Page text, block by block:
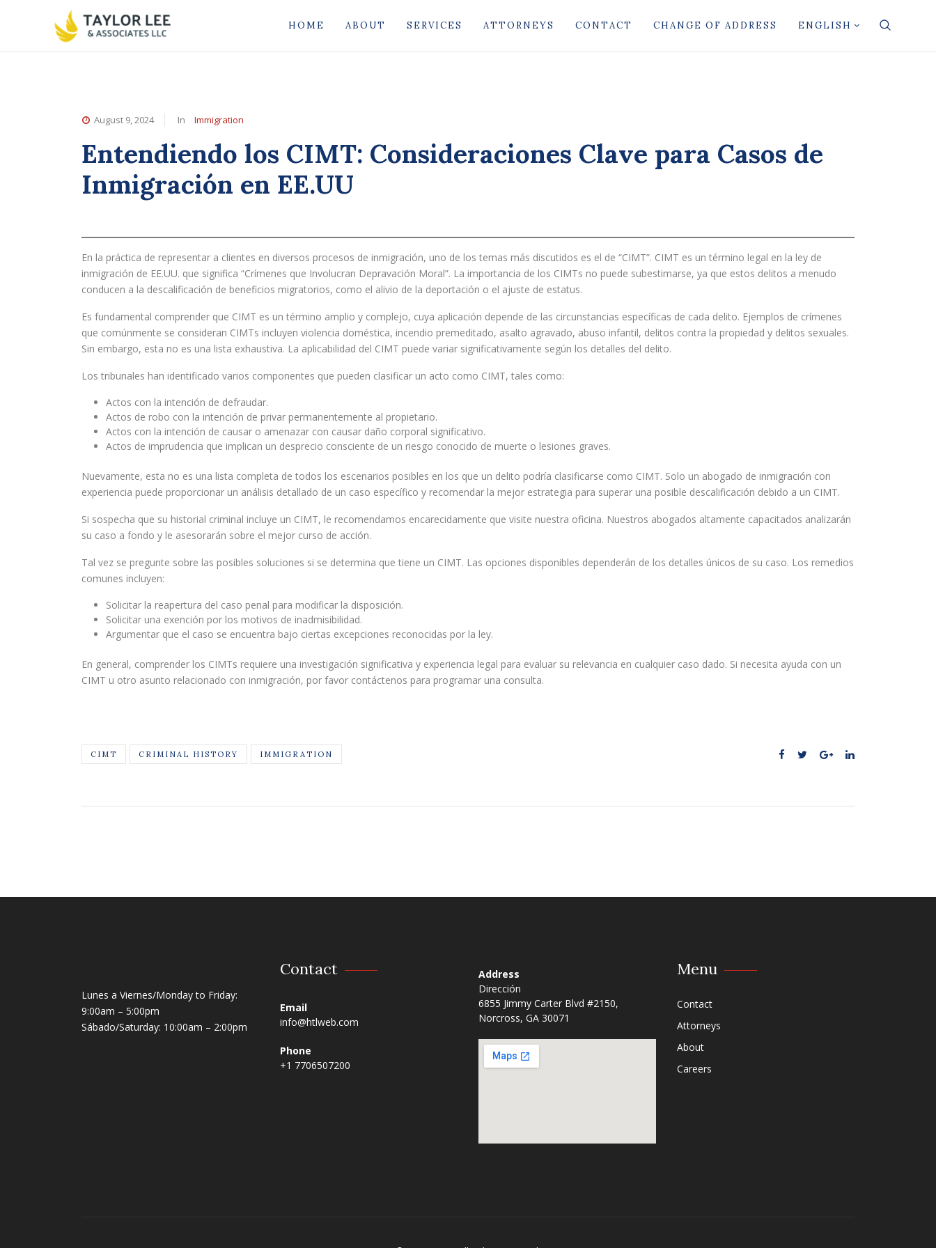
HOME ABOUT SERVICES ATTORNEYS CONTACT CHANGE OF ADDRESS ENGLISH
August 9, 2024 In Immigration
Entendiendo los CIMT: Consideraciones Clave para Casos de
Inmigración en EE.UU
En la práctica de representar a clientes en diversos procesos de inmigración, uno de los temas más discutidos es el de “CIMT”. CIMT es un término legal en la ley de
inmigración de EE.UU. que significa “Crímenes que Involucran Depravación Moral”. La importancia de los CIMTs no puede subestimarse, ya que estos delitos a menudo
conducen a la descalificación de beneficios migratorios, como el alivio de la deportación o el ajuste de estatus.
Es fundamental comprender que CIMT es un término amplio y complejo, cuya aplicación depende de las circunstancias específicas de cada delito. Ejemplos de crímenes
que comúnmente se consideran CIMTs incluyen violencia doméstica, incendio premeditado, asalto agravado, abuso infantil, delitos contra la propiedad y delitos sexuales.
Sin embargo, esta no es una lista exhaustiva. La aplicabilidad del CIMT puede variar significativamente según los detalles del delito.
Los tribunales han identificado varios componentes que pueden clasificar un acto como CIMT, tales como:
Actos con la intención de defraudar.
Actos de robo con la intención de privar permanentemente al propietario.
Actos con la intención de causar o amenazar con causar daño corporal significativo.
Actos de imprudencia que implican un desprecio consciente de un riesgo conocido de muerte o lesiones graves.
Nuevamente, esta no es una lista completa de todos los escenarios posibles en los que un delito podría clasificarse como CIMT. Solo un abogado de inmigración con
experiencia puede proporcionar un análisis detallado de un caso específico y recomendar la mejor estrategia para superar una posible descalificación debido a un CIMT.
Si sospecha que su historial criminal incluye un CIMT, le recomendamos encarecidamente que visite nuestra oficina. Nuestros abogados altamente capacitados analizarán
su caso a fondo y le asesorarán sobre el mejor curso de acción.
Tal vez se pregunte sobre las posibles soluciones si se determina que tiene un CIMT. Las opciones disponibles dependerán de los detalles únicos de su caso. Los remedios
comunes incluyen:
Solicitar la reapertura del caso penal para modificar la disposición.
Solicitar una exención por los motivos de inadmisibilidad.
Argumentar que el caso se encuentra bajo ciertas excepciones reconocidas por la ley.
En general, comprender los CIMTs requiere una investigación significativa y experiencia legal para evaluar su relevancia en cualquier caso dado. Si necesita ayuda con un
CIMT u otro asunto relacionado con inmigración, por favor contáctenos para programar una consulta.
CIMT CRIMINAL HISTORY IMMIGRATION
Lunes a Viernes/Monday to Friday:
9:00am – 5:00pm
Sábado/Saturday: 10:00am – 2:00pm
Contact
Email
info@htlweb.com
Phone
+1 7706507200
Address
Dirección
6855 Jimmy Carter Blvd #2150,
Norcross, GA 30071​
Menu
Contact
Attorneys
About
Careers